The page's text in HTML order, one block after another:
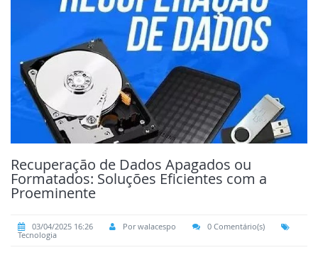
Recuperação de Dados Apagados ou
Formatados: Soluções Eficientes com a
Proeminente
03/04/2025 16:26 Por walacespo
0 Comentário(s)
Tecnologia